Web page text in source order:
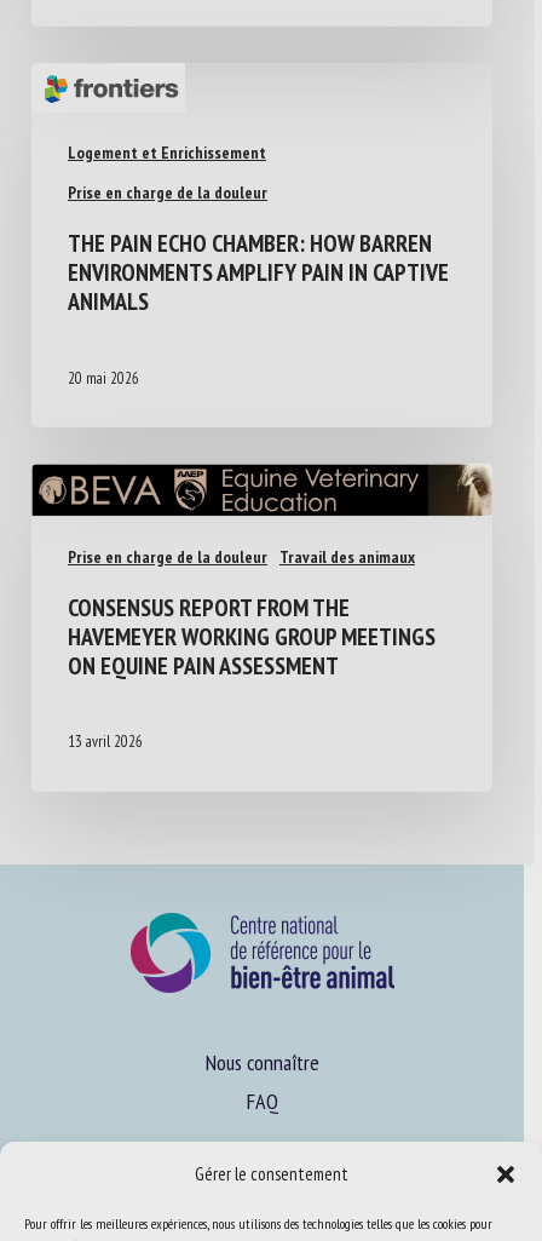
Gérer le consentement
Pour offrir les meilleures expériences, nous utilisons des technologies telles que les cookies pour
Logement et Enrichissement
Prise en charge de la douleur
THE PAIN ECHO CHAMBER: HOW BARREN
ENVIRONMENTS AMPLIFY PAIN IN CAPTIVE
ANIMALS
20 mai 2026
Prise en charge de la douleur Travail des animaux
CONSENSUS REPORT FROM THE
HAVEMEYER WORKING GROUP MEETINGS
ON EQUINE PAIN ASSESSMENT
13 avril 2026
Nous connaître
FAQ
Expertise
S’informer sur le BEA